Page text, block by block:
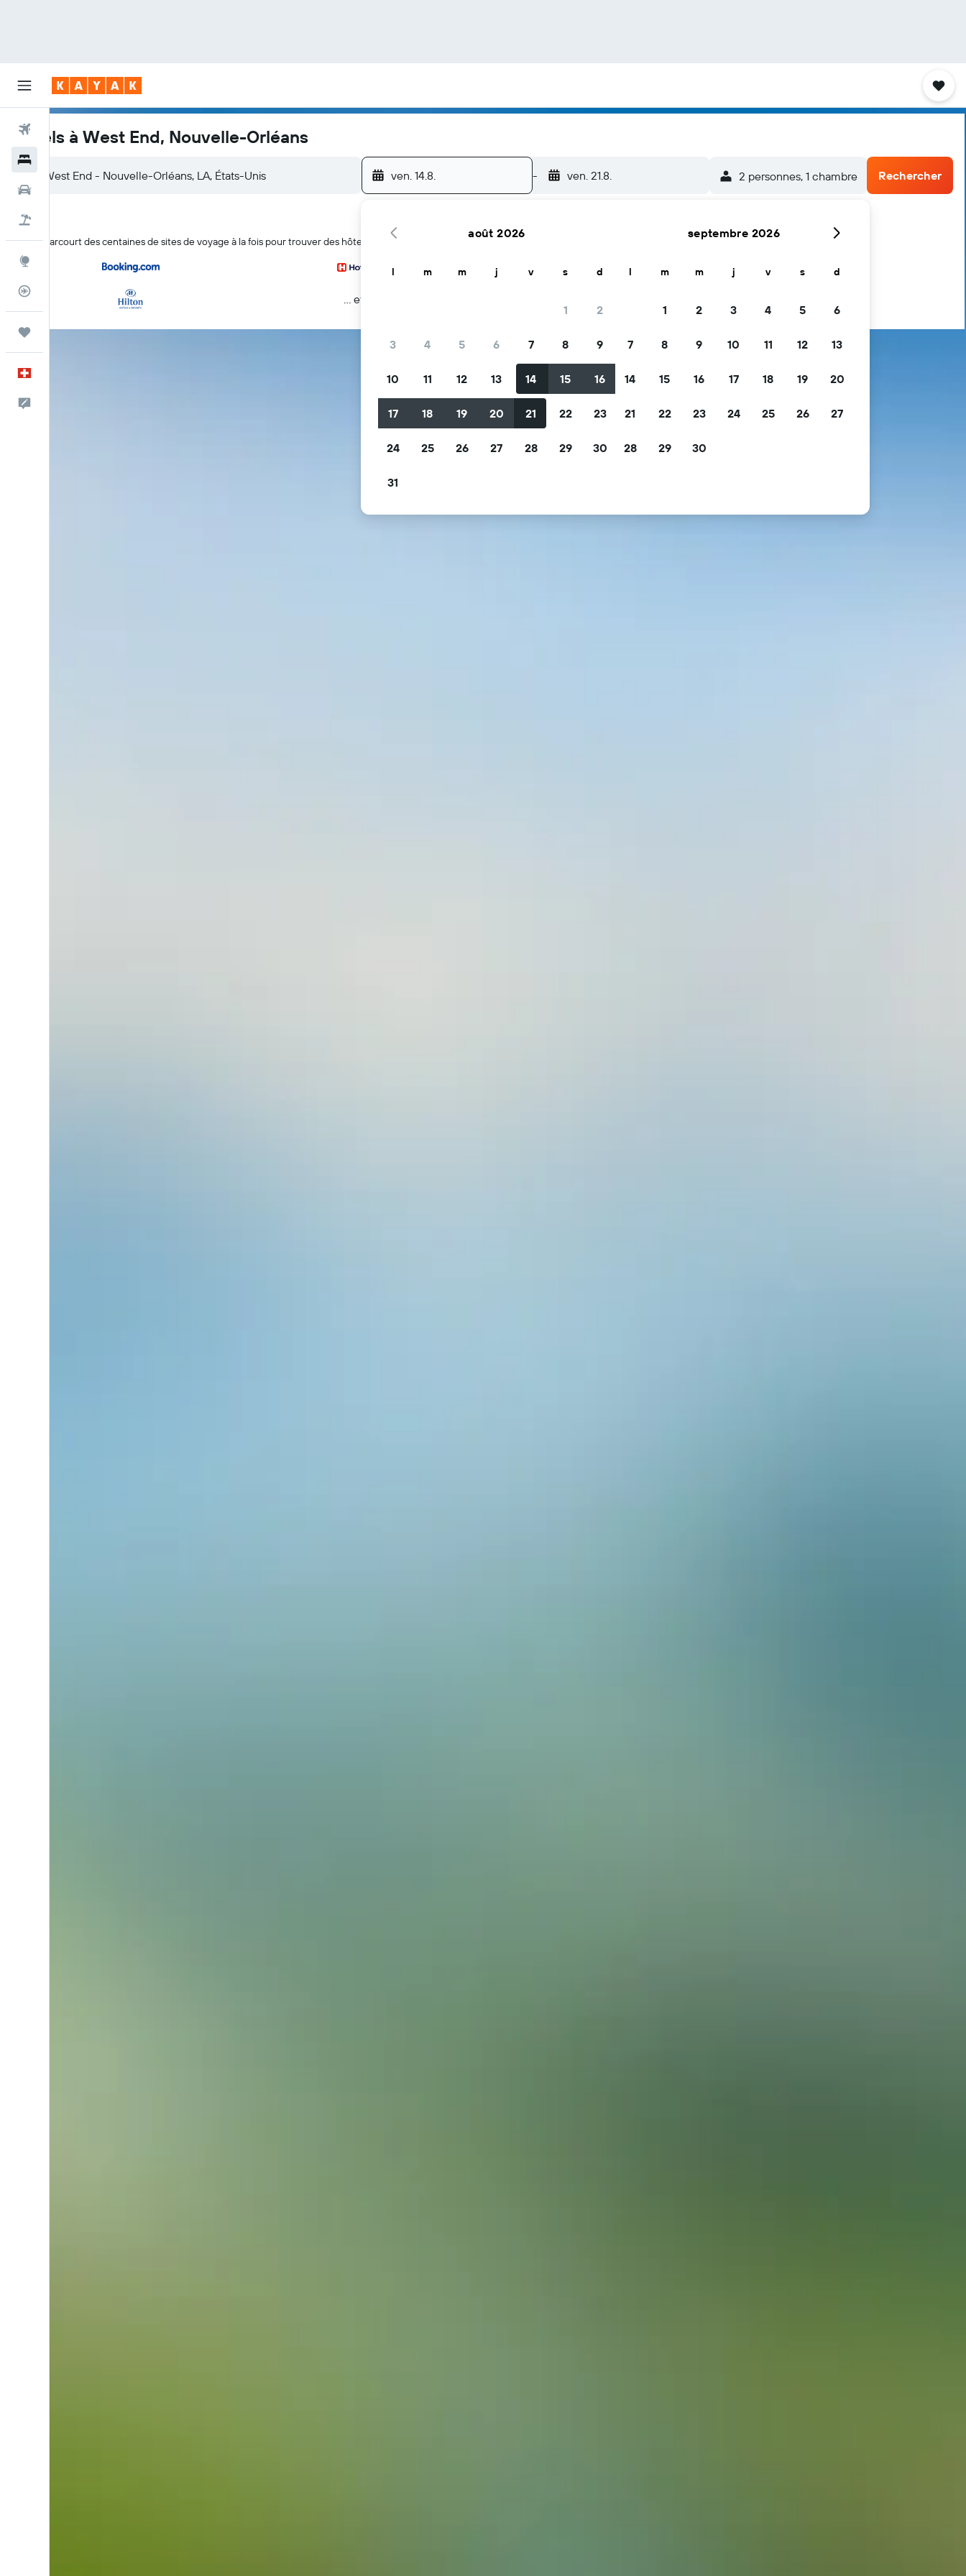
Vols
Trips
Hôtels à West End, Nouvelle-Orléans
ven. 14.8. - ven. 21.8. 2 personnes, 1 chambre Rechercher
KAYAK parcourt des centaines de sites de voyage à la fois pour trouver des hôtels à West End
… et plus
août 2026
l m m j v s d
1 2
3 4 5 6 7 8 9
10 11 12 13 14 15 16
17 18 19 20 21 22 23
24 25 26 27 28 29 30
31
septembre 2026
l m m j v s d
1 2 3 4 5 6
7 8 9 10 11 12 13
14 15 16 17 18 19 20
21 22 23 24 25 26 27
28 29 30